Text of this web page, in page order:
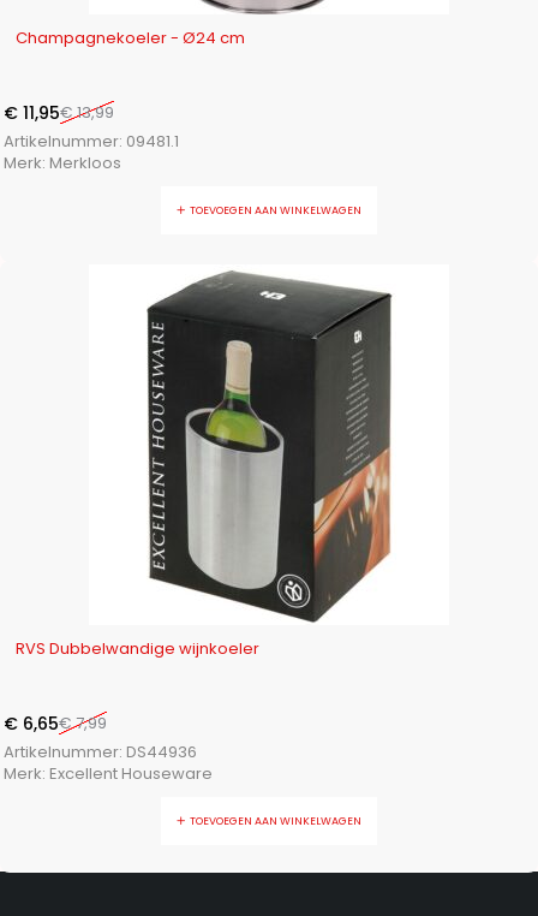
-15%
Champagnekoeler - Ø24 cm
€13,99
€ 11,95
Artikelnummer: 09481.1
Merk: Merkloos
TOEVOEGEN AAN WINKELWAGEN
-17%
RVS Dubbelwandige wijnkoeler
€7,99
€ 6,65
Artikelnummer: DS44936
Merk: Excellent Houseware
TOEVOEGEN AAN WINKELWAGEN